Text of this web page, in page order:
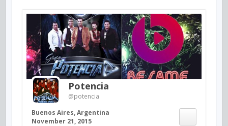
Potencia
@potencia
Buenos Aires, Argentina
November 21, 2015